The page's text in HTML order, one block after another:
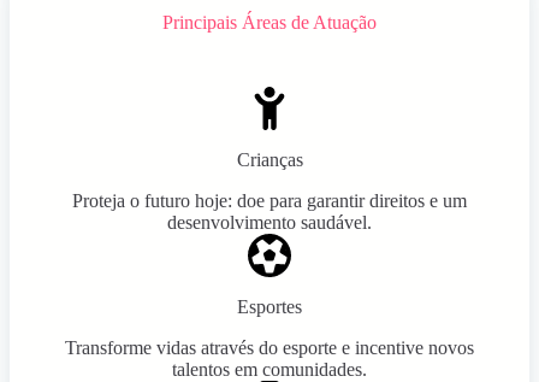
Principais Áreas de Atuação
Crianças
Proteja o futuro hoje: doe para garantir direitos e um
desenvolvimento saudável.
Esportes
Transforme vidas através do esporte e incentive novos
talentos em comunidades.